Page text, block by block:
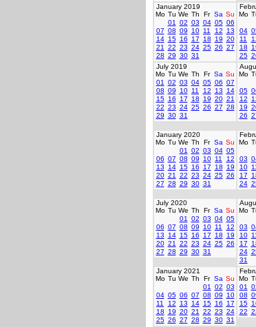
January 2019
Mo Tu We Th Fr Sa Su
01
02 03 04 05 06
07 08 09 10 11 12
13
14 15 16 17 18 19 20
21
22 23 24 25 26 27
28 29 30 31
Mo
04
11
18
25
July 2019
Mo Tu We Th Fr Sa Su
01
02 03 04 05 06 07
08 09 10 11 12 13
14
15 16 17 18 19 20 21
22 23 24 25 26 27 28
29 30 31
Mo
05
12
19
26
January 2020
Mo Tu We Th Fr Sa Su
01
02 03 04 05
06 07 08 09 10 11
12
13
14 15 16 17 18
19
20 21 22 23 24 25 26
27 28 29 30 31
Mo
03
10
17
24
July 2020
Mo Tu We Th Fr Sa Su
01
02 03 04 05
06 07 08 09 10 11
12
13
14 15 16 17 18
19
20 21 22 23 24 25 26
27 28 29 30 31
Mo
03
10
17
24
31
January 2021
Mo Tu We Th Fr Sa Su
01
02 03
04 05 06 07 08 09
10
11
12 13 14 15 16
17
18
19 20 21 22 23 24
25 26 27 28 29 30 31
Mo
01
08
15
22